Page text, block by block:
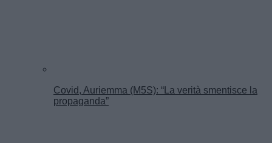
Covid, Auriemma (M5S): “La verità smentisce la
propaganda”